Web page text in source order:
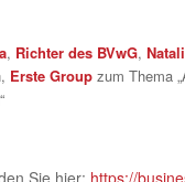
, Richter des BVwG,
Erste Group zum Thema
Sie hier: https://